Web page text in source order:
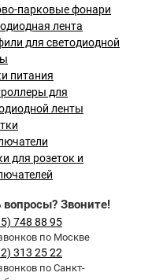
парковые фонари
лента
для светодиодной
питания
для
ленты
для розеток и
вопросы? Звоните!
748 88 95
по Москве
313 25 22
по Санкт-